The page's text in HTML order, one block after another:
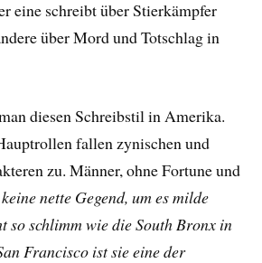
eine schreibt über Stierkämpfer
über Mord und Totschlag in
diesen Schreibstil in Amerika.
fallen zynischen und
zu. Männer, ohne Fortune und
nette Gegend, um es milde
so schlimm wie die South Bronx in
Francisco ist sie eine der